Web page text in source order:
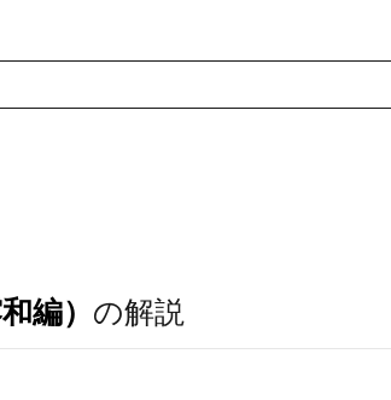
編） の解説